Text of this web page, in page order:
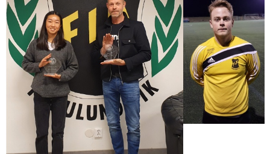
MEDLEM
LEDARE
SPONSRING & ANNONSPLATSER
KALENDER
DOKUMENT
FACEBOOK